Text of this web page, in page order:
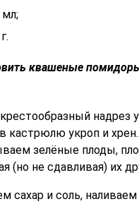
мл;
квашеные
надрез
кастрюлю укроп и хрен.
зелёные плоды,
(но не сдавливая) их
сахар и соль,